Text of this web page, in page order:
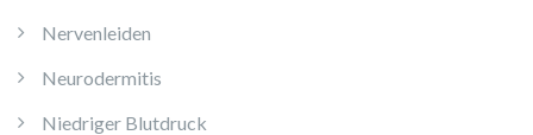
Nervenleiden
Neurodermitis
Niedriger Blutdruck